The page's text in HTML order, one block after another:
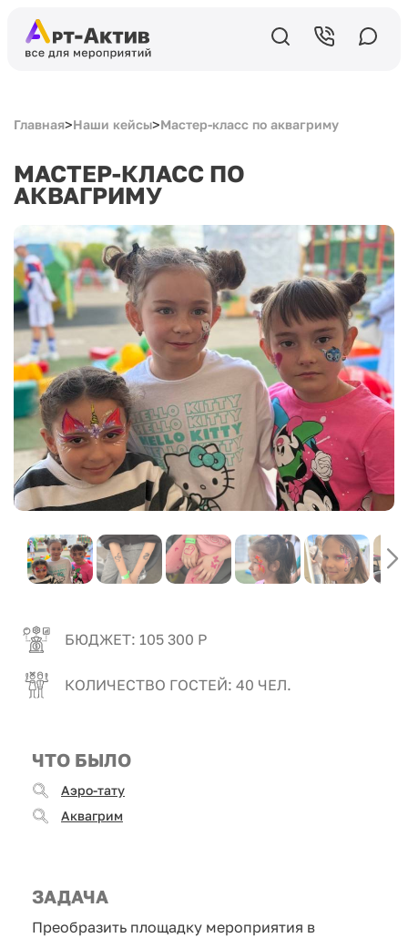
Главная>Наши кейсы>Мастер-класс по аквагриму
МАСТЕР-КЛАСС ПО
АКВАГРИМУ
БЮДЖЕТ: 105 300 Р
КОЛИЧЕСТВО ГОСТЕЙ: 40 ЧЕЛ.
ЧТО БЫЛО
Аэро-тату
Аквагрим
ЗАДАЧА
Преобразить площадку мероприятия в